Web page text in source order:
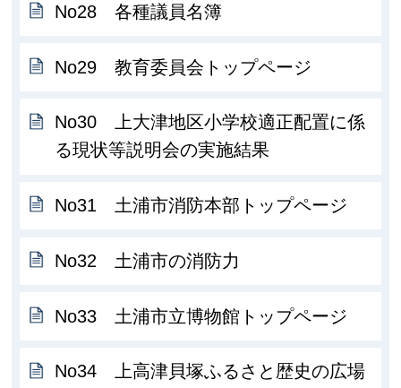
No28 各種議員名簿
No29 教育委員会トップページ
No30 上大津地区小学校適正配置に係
る現状等説明会の実施結果
No31 土浦市消防本部トップページ
No32 土浦市の消防力
No33 土浦市立博物館トップページ
No34 上高津貝塚ふるさと歴史の広場